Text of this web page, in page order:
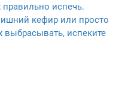
испечь.
кефир или просто
выбрасывать, испеките